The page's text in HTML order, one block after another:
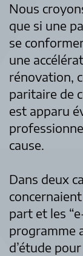
Nous
que si une
se
une
rénovation,
paritaire de
est apparu
cause.
Dans deux
part et les
programme
d’étude